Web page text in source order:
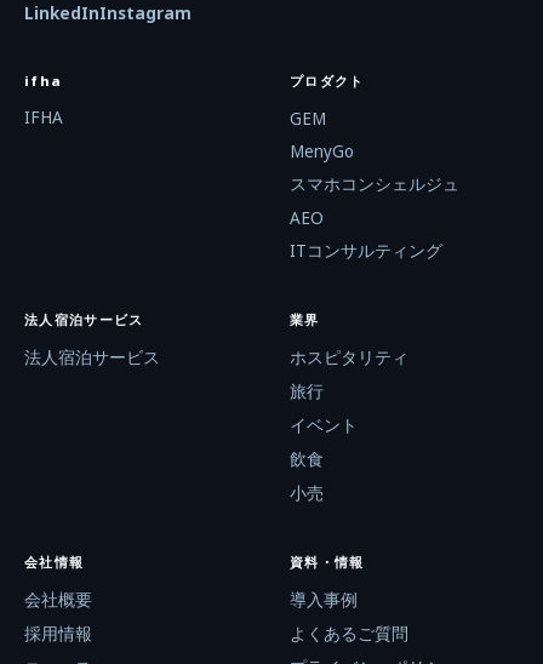
LinkedInInstagram
ifha
IFHA
プロダクト
GEM
MenyGo
スマホコンシェルジュ
AEO
ITコンサルティング
法人宿泊サービス
法人宿泊サービス
業界
ホスピタリティ
旅行
イベント
飲食
小売
会社情報
会社概要
採用情報
資料・情報
導入事例
よくあるご質問